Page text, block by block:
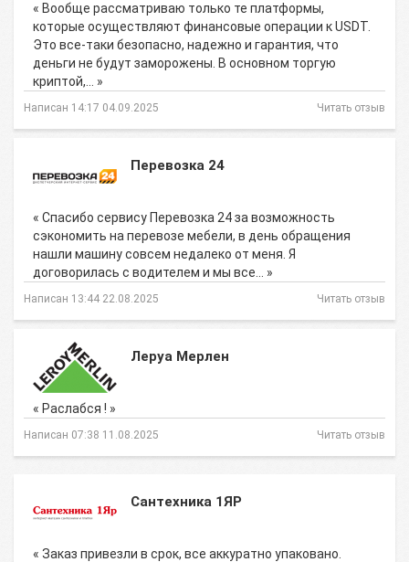
« Вообще рассматриваю только те платформы,
которые осуществляют финансовые операции к USDT.
Это все-таки безопасно, надежно и гарантия, что
деньги не будут заморожены. В основном торгую
криптой,… »
Написан 14:17 04.09.2025 Читать отзыв
Перевозка 24
« Спасибо сервису Перевозка 24 за возможность
сэкономить на перевозе мебели, в день обращения
нашли машину совсем недалеко от меня. Я
договорилась с водителем и мы все… »
Написан 13:44 22.08.2025 Читать отзыв
Леруа Мерлен
« Раслабся ! »
Написан 07:38 11.08.2025 Читать отзыв
Сантехника 1ЯР
« Заказ привезли в срок, все аккуратно упаковано.